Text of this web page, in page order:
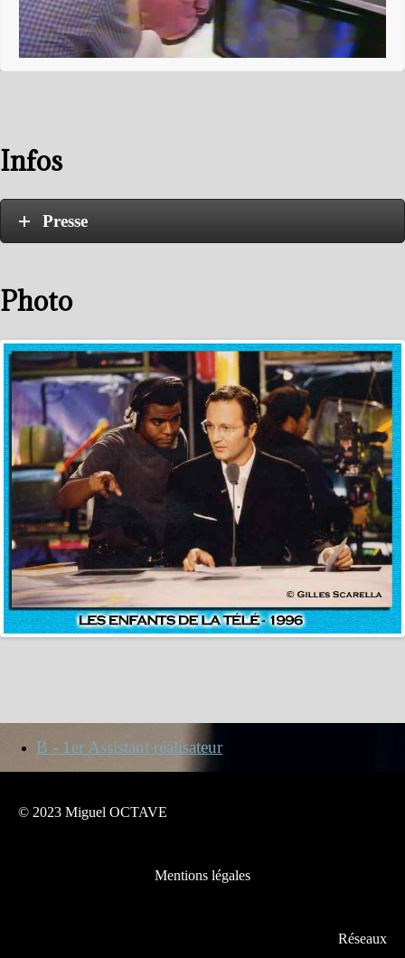
Infos
Presse
Photo
B - 1er Assistant réalisateur
© 2023 Miguel OCTAVE
Mentions légales
Réseaux